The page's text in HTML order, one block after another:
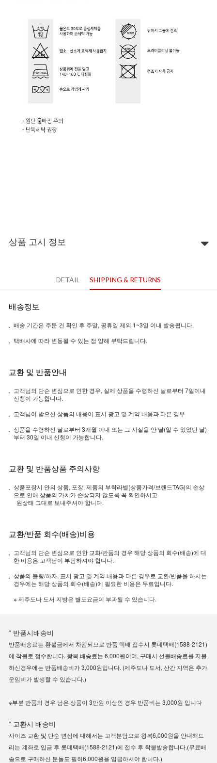
상품 고시 정보
DETAIL SHIPPING & RETURNS
배송정보
배송 기간은 주문 건 확인 후 주말, 공휴일 제외 1~3일 이내 발송됩니다.
택배사에 따라 변동될 수 있는 점 양해 부탁드립니다.
교환 및 반품안내
고객님의 단순 변심으로 인한 경우, 실제 상품을 수령하신 날로부터 7일이내
신청이 가능합니다.
고객님이 받으신 상품의 내용이 표시 광고 및 계약 내용과 다른 경우
상품을 수령하신 날로부터 3개월 이내 또는 그 사실을 안 날(알 수 있었던 날)
부터 30일 이내 신청이 가능합니다.
교환 및 반품상품 주의사항
상품포장시 안의 상품, 포장, 제품의 부착라벨(상품가격/브랜드TAG)의 손상
으로 인해 상품의 가치가 손상되지 않도록 꼭 확인하시고
원상태 그대로 보내주셔야 합니다.
교환/반품 회수(배송)비용
고객님의 단순 변심으로 인한 교화/반품의 경우 해당 상품의 회수(배송)에 대
한 비용은 고객님이 부담하셔야 합니다.
상품의 불량/하자, 표시 광고 및 계약 내용과 다른 경우로 교환/반품을 하시는
경우에는 해당 상품의 회수(배송)에 필요한 비용은 무료입니다.
※ 제주도나 도서 지방은 별도요금이 부과될 수 있습니다.
* 반품시배송비
반품배송료는 환불금에서 차감되므로 반품 택배 접수시 롯데택배(1588-2121)
에 착불로 접수합니다. 왕복 배송료는 6,000원이며, 구매시 선불배송료를 지불
하신경우에는 반품배송비가 3,000원입니다. (제주도나 도서, 산간 지역은 추가
운임비가 발생할 수 있습니다.)
※부분 반품의 경우 남은 상품이 3만원 이상인 경우 반품비는 3,000원 입니다
* 교환시 배송비
사이즈 교환 및 단순 변심에 대해서는 고객분담으로 왕복6,000원을 안내해드
리는 계좌로 입금 후 롯데택배(1588-2121)에 접수 후 착불발송합니다.(무료배
송으로 구매하신 분들도 필히6,000원을 입금하셔야 합니다.)